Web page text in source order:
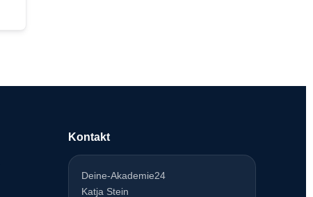
Kontakt
Deine-Akademie24
Katja Stein